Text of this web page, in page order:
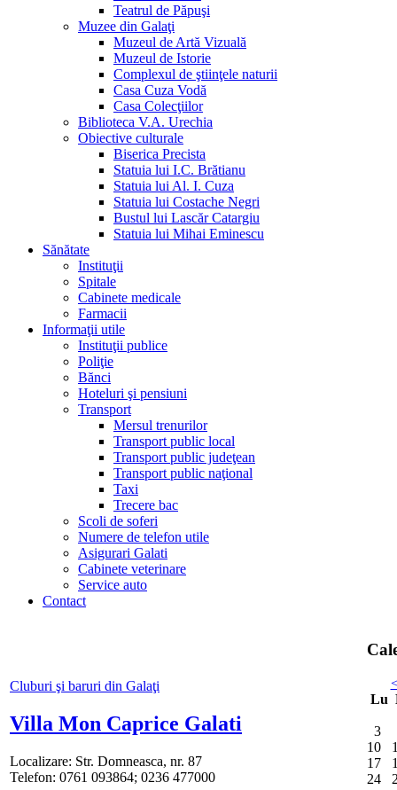
Teatrul de Păpuşi
Muzee din Galaţi
Muzeul de Artă Vizuală
Muzeul de Istorie
Complexul de ştiinţele naturii
Casa Cuza Vodă
Casa Colecţiilor
Biblioteca V.A. Urechia
Obiective culturale
Biserica Precista
Statuia lui I.C. Brătianu
Statuia lui Al. I. Cuza
Statuia lui Costache Negri
Bustul lui Lascăr Catargiu
Statuia lui Mihai Eminescu
Sănătate
Instituţii
Spitale
Cabinete medicale
Farmacii
Informaţii utile
Instituţii publice
Poliţie
Bănci
Hoteluri şi pensiuni
Transport
Mersul trenurilor
Transport public local
Transport public judeţean
Transport public naţional
Taxi
Trecere bac
Scoli de soferi
Numere de telefon utile
Asigurari Galati
Cabinete veterinare
Service auto
Contact
Cluburi şi baruri din Galaţi
Villa Mon Caprice Galati
Localizare: Str. Domneasca, nr. 87
Telefon: 0761 093864; 0236 477000
Lu
3
10
17
24